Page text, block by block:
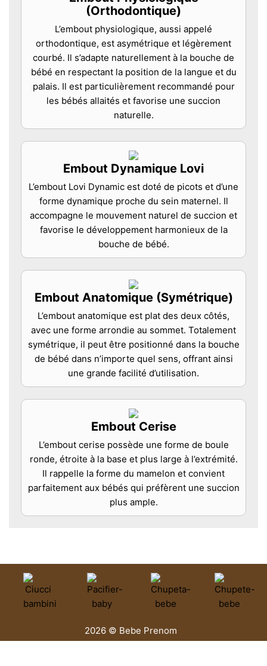
(Orthodontique)
L’embout physiologique, aussi appelé
orthodontique, est asymétrique et légèrement
courbé. Il s’adapte naturellement à la bouche de
bébé en respectant la position de la langue et du
palais. Il est particulièrement recommandé pour
les bébés allaités et favorise une succion
naturelle.
Embout Dynamique Lovi
L’embout Lovi Dynamic est doté de picots et d’une
forme dynamique proche du sein maternel. Il
accompagne le mouvement naturel de succion et
favorise le développement harmonieux de la
bouche de bébé.
Embout Anatomique (Symétrique)
L’embout anatomique est plat des deux côtés,
avec une forme arrondie au sommet. Totalement
symétrique, il peut être positionné dans la bouche
de bébé dans n’importe quel sens, offrant ainsi
une grande facilité d’utilisation.
Embout Cerise
L’embout cerise possède une forme de boule
ronde, étroite à la base et plus large à l’extrémité.
Il rappelle la forme du mamelon et convient
parfaitement aux bébés qui préfèrent une succion
plus ample.
2026 © Bebe Prenom